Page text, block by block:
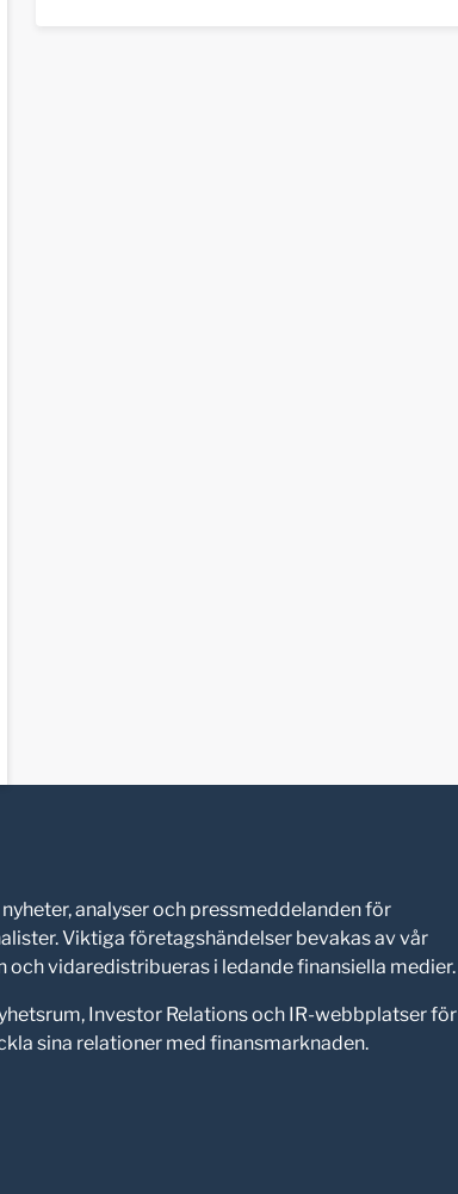
analyser och pressmeddelanden för
Viktiga företagshändelser bevakas av vår
och vidaredistribueras i ledande finansiella medier.
Investor Relations och IR-webbplatser för
sina relationer med finansmarknaden.